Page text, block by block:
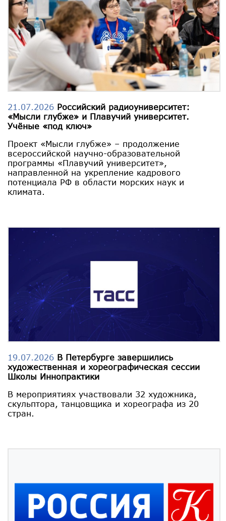
21.07.2026 Российский радиоуниверситет:
«Мысли глубже» и Плавучий университет.
Учёные «под ключ»
Проект «Мысли глубже» – продолжение
всероссийской научно-образовательной
программы «Плавучий университет»,
направленной на укрепление кадрового
потенциала РФ в области морских наук и
климата.
19.07.2026 В Петербурге завершились
художественная и хореографическая сессии
Школы Иннопрактики
В мероприятиях участвовали 32 художника,
скульптора, танцовщика и хореографа из 20
стран.